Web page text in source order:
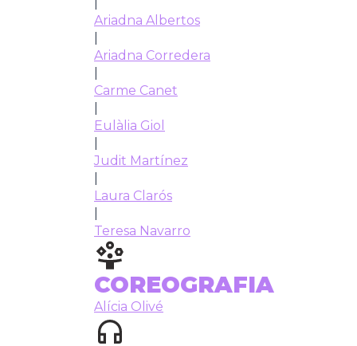
Ariadna Albertos
Ariadna Corredera
Carme Canet
Eulàlia Giol
Judit Martínez
Laura Clarós
Teresa Navarro
COREOGRAFIA
Alícia Olivé